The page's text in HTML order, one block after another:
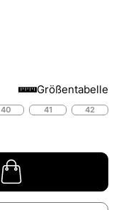
Größentabelle
40 41
42